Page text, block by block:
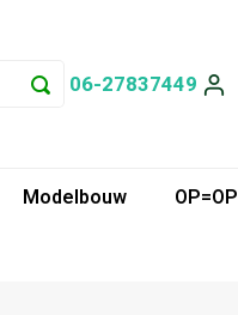
06-27837449
Modelbouw
OP=OP